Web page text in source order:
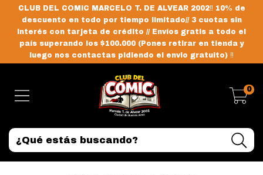
CLUB DEL COMIC MARCELO T. DE ALVEAR 2002‼️ 10% de
descuento en todo por tiempo limitado// 3 cuotas sin
interés con tarjeta de crédito // Envíos gratis a todo el
país superando los $100.000 (Pones retirar en tienda y
luego nos contactas pidiendo el envio gratuito) ‼️
0